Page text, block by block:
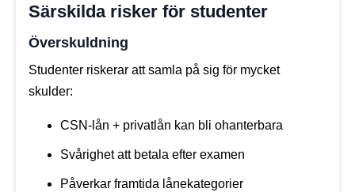
Särskilda risker för studenter
Överskuldning
Studenter riskerar att samla på sig för mycket
skulder:
CSN-lån + privatlån kan bli ohanterbara
Svårighet att betala efter examen
Påverkar framtida lånekategorier